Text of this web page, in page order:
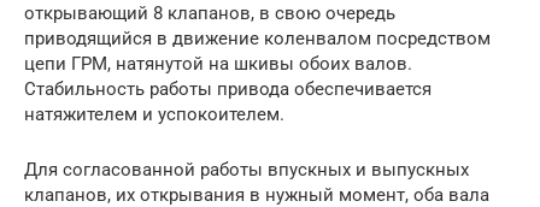
открывающий 8 клапанов, в свою очередь
приводящийся в движение коленвалом посредством
цепи ГРМ, натянутой на шкивы обоих валов.
Стабильность работы привода обеспечивается
натяжителем и успокоителем.
Для согласованной работы впускных и выпускных
клапанов, их открывания в нужный момент, оба вала